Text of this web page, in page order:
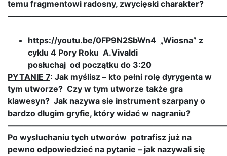
temu fragmentowi radosny, zwycięski charakter?
https://youtu.be/0FP9N2SbWn4 „Wiosna” z
cyklu 4 Pory Roku A.Vivaldi
posłuchaj od początku do 3:20
PYTANIE 7: Jak myślisz – kto pełni rolę dyrygenta w
tym utworze? Czy w tym utworze także gra
klawesyn? Jak nazywa sie instrument szarpany o
bardzo długim gryfie, który widać w nagraniu?
Po wysłuchaniu tych utworów potrafisz już na
pewno odpowiedzieć na pytanie – jak nazywali się